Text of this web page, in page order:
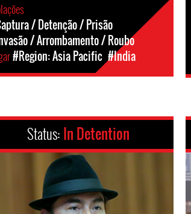
/ Detenção / Prisão
/ Arrombamento / Roubo
#Region: Asia Pacific #India
Status: In Detention